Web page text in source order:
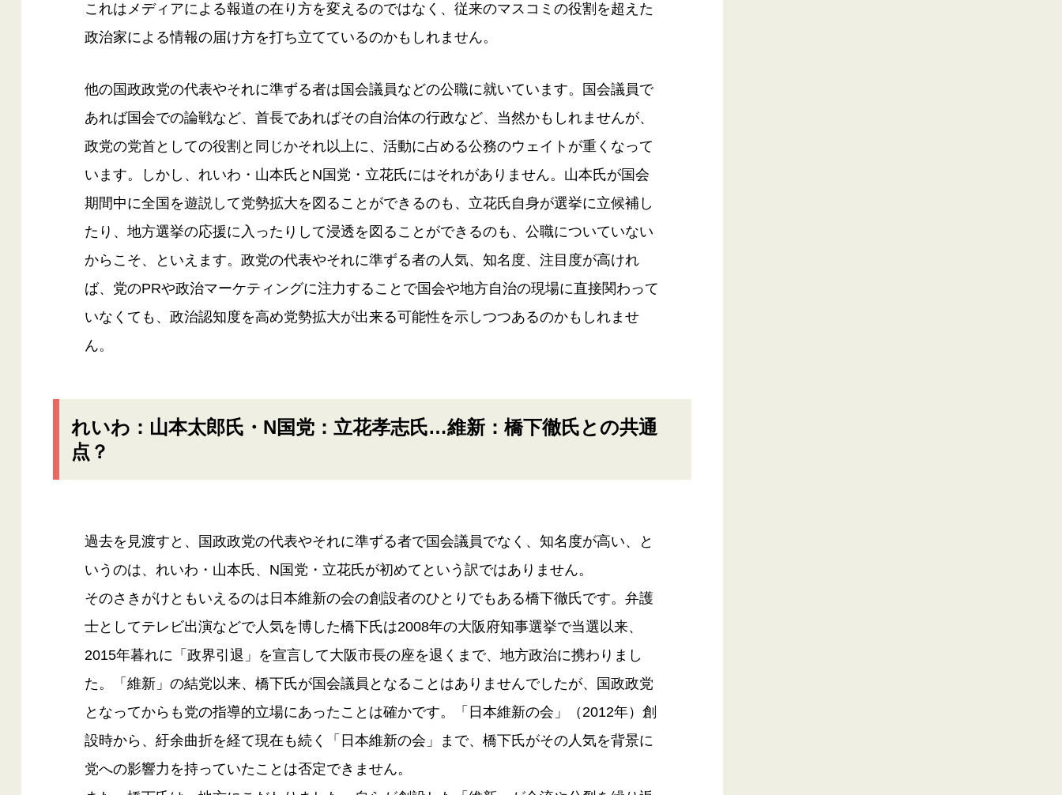
これはメディアによる報道の在り方を変えるのではなく、従来のマスコミの役割を超えた
政治家による情報の届け方を打ち立てているのかもしれません。
他の国政政党の代表やそれに準ずる者は国会議員などの公職に就いています。国会議員で
あれば国会での論戦など、首長であればその自治体の行政など、当然かもしれませんが、
政党の党首としての役割と同じかそれ以上に、活動に占める公務のウェイトが重くなって
います。しかし、れいわ・山本氏とN国党・立花氏にはそれがありません。山本氏が国会
期間中に全国を遊説して党勢拡大を図ることができるのも、立花氏自身が選挙に立候補し
たり、地方選挙の応援に入ったりして浸透を図ることができるのも、公職についていない
からこそ、といえます。政党の代表やそれに準ずる者の人気、知名度、注目度が高けれ
ば、党のPRや政治マーケティングに注力することで国会や地方自治の現場に直接関わって
いなくても、政治認知度を高め党勢拡大が出来る可能性を示しつつあるのかもしれませ
ん。
れいわ：山本太郎氏・N国党：立花孝志氏…維新：橋下徹氏との共通
点？
過去を見渡すと、国政政党の代表やそれに準ずる者で国会議員でなく、知名度が高い、と
いうのは、れいわ・山本氏、N国党・立花氏が初めてという訳ではありません。
そのさきがけともいえるのは日本維新の会の創設者のひとりでもある橋下徹氏です。弁護
士としてテレビ出演などで人気を博した橋下氏は2008年の大阪府知事選挙で当選以来、
2015年暮れに「政界引退」を宣言して大阪市長の座を退くまで、地方政治に携わりまし
た。「維新」の結党以来、橋下氏が国会議員となることはありませんでしたが、国政政党
となってからも党の指導的立場にあったことは確かです。「日本維新の会」（2012年）創
設時から、紆余曲折を経て現在も続く「日本維新の会」まで、橋下氏がその人気を背景に
党への影響力を持っていたことは否定できません。